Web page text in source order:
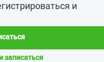
и
записаться